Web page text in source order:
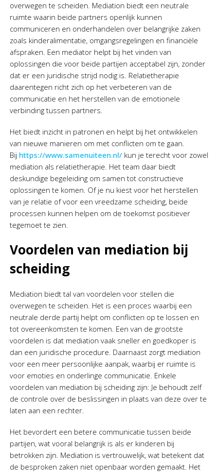
overwegen te scheiden. Mediation biedt een neutrale
ruimte waarin beide partners openlijk kunnen
communiceren en onderhandelen over belangrijke zaken
zoals kinderalimentatie, omgangsregelingen en financiële
afspraken. Een mediator helpt bij het vinden van
oplossingen die voor beide partijen acceptabel zijn, zonder
dat er een juridische strijd nodig is. Relatietherapie
daarentegen richt zich op het verbeteren van de
communicatie en het herstellen van de emotionele
verbinding tussen partners.
Het biedt inzicht in patronen en helpt bij het ontwikkelen
van nieuwe manieren om met conflicten om te gaan.
Bij https://www.samenuiteen.nl/ kun je terecht voor zowel
mediation als relatietherapie. Het team daar biedt
deskundige begeleiding om samen tot constructieve
oplossingen te komen. Of je nu kiest voor het herstellen
van je relatie of voor een vreedzame scheiding, beide
processen kunnen helpen om de toekomst positiever
tegemoet te zien.
Voordelen van mediation bij
scheiding
Mediation biedt tal van voordelen voor stellen die
overwegen te scheiden. Het is een proces waarbij een
neutrale derde partij helpt om conflicten op te lossen en
tot overeenkomsten te komen. Een van de grootste
voordelen is dat mediation vaak sneller en goedkoper is
dan een juridische procedure. Daarnaast zorgt mediation
voor een meer persoonlijke aanpak, waarbij er ruimte is
voor emoties en onderlinge communicatie. Enkele
voordelen van mediation bij scheiding zijn: Je behoudt zelf
de controle over de beslissingen in plaats van deze over te
laten aan een rechter.
Het bevordert een betere communicatie tussen beide
partijen, wat vooral belangrijk is als er kinderen bij
betrokken zijn. Mediation is vertrouwelijk, wat betekent dat
de besproken zaken niet openbaar worden gemaakt. Het